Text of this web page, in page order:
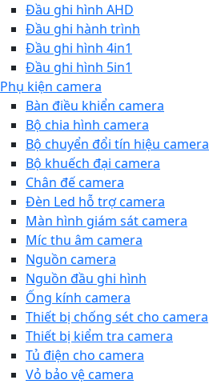
Đầu ghi hình AHD
Đầu ghi hành trình
Đầu ghi hình 4in1
Đầu ghi hình 5in1
Phụ kiện camera
Bàn điều khiển camera
Bộ chia hình camera
Bộ chuyển đổi tín hiệu camera
Bộ khuếch đại camera
Chân đế camera
Đèn Led hỗ trợ camera
Màn hình giám sát camera
Míc thu âm camera
Nguồn camera
Nguồn đầu ghi hình
Ống kính camera
Thiết bị chống sét cho camera
Thiết bị kiểm tra camera
Tủ điện cho camera
Vỏ bảo vệ camera